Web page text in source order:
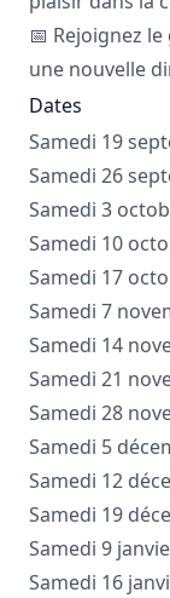
📅 Rejoignez
une nouvelle
Dates
Samedi 19
Samedi 26
Samedi 3
Samedi 10
Samedi 17
Samedi 7
Samedi 14
Samedi 21
Samedi 28
Samedi 5
Samedi 12
Samedi 19
Samedi 9
Samedi 16